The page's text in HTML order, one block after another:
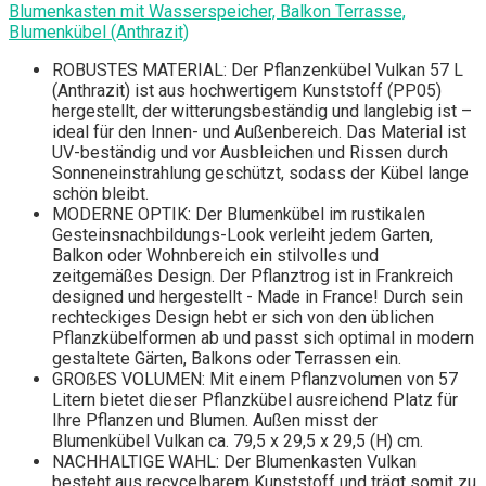
Blumenkasten mit Wasserspeicher, Balkon Terrasse,
Blumenkübel (Anthrazit)
ROBUSTES MATERIAL: Der Pflanzenkübel Vulkan 57 L
(Anthrazit) ist aus hochwertigem Kunststoff (PP05)
hergestellt, der witterungsbeständig und langlebig ist –
ideal für den Innen- und Außenbereich. Das Material ist
UV-beständig und vor Ausbleichen und Rissen durch
Sonneneinstrahlung geschützt, sodass der Kübel lange
schön bleibt.
MODERNE OPTIK: Der Blumenkübel im rustikalen
Gesteinsnachbildungs-Look verleiht jedem Garten,
Balkon oder Wohnbereich ein stilvolles und
zeitgemäßes Design. Der Pflanztrog ist in Frankreich
designed und hergestellt - Made in France! Durch sein
rechteckiges Design hebt er sich von den üblichen
Pflanzkübelformen ab und passt sich optimal in modern
gestaltete Gärten, Balkons oder Terrassen ein.
GROẞES VOLUMEN: Mit einem Pflanzvolumen von 57
Litern bietet dieser Pflanzkübel ausreichend Platz für
Ihre Pflanzen und Blumen. Außen misst der
Blumenkübel Vulkan ca. 79,5 x 29,5 x 29,5 (H) cm.
NACHHALTIGE WAHL: Der Blumenkasten Vulkan